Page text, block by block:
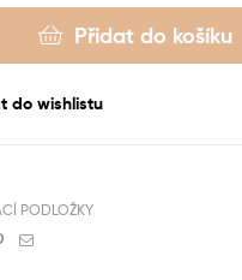
Přidat do košíku
do wishlistu
PODLOŽKY
Pinterest
Email